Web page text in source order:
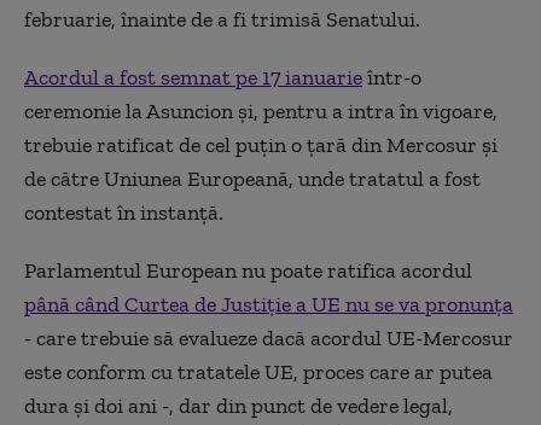
februarie, înainte de a fi trimisă Senatului.
Acordul a fost semnat pe 17 ianuarieîntr-o
ceremonie la Asuncion şi, pentru a intra în vigoare,
trebuie ratificat de cel puţin o ţară din Mercosur şi
de către Uniunea Europeană, unde tratatul a fost
contestat în instanţă.
Parlamentul European nu poate ratifica acordul
până când Curtea de Justiţie a UE nu se va pronunţa
- care trebuie să evalueze dacă acordul UE-Mercosur
este conform cu tratatele UE, proces care ar putea
dura şi doi ani -, dar din punct de vedere legal,